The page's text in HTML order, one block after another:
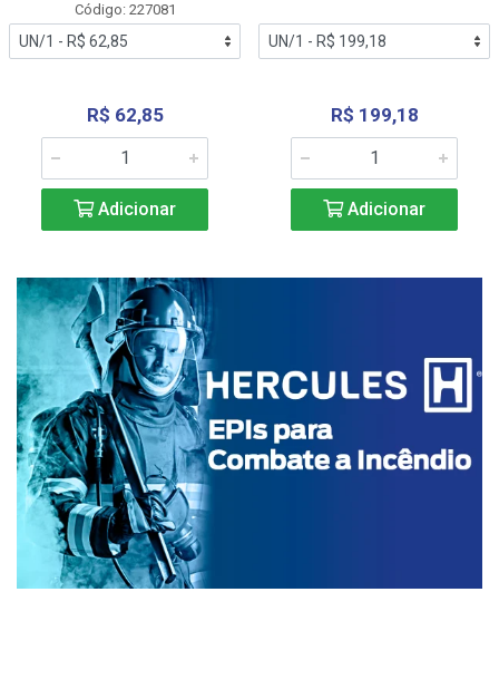
Código: 227081
R$ 62,85
Adicionar
R$ 199,18
Adicionar